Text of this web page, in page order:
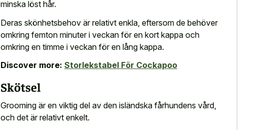
minska löst hår.
Deras skönhetsbehov är relativt enkla, eftersom de behöver
omkring femton minuter i veckan för en kort kappa och
omkring en timme i veckan för en lång kappa.
Discover more: Storlekstabel För Cockapoo
Skötsel
Grooming är en viktig del av den isländska fårhundens vård,
och det är relativt enkelt.